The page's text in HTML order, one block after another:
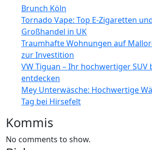
Brunch Köln
Tornado Vape: Top E-Zigaretten
Großhandel in UK
Traumhafte Wohnungen auf
zur Investition
VW Tiguan – Ihr hochwertiger SUV
entdecken
Mey Unterwäsche: Hochwertige
Tag bei Hirsefelt
Kommis
No comments to show.